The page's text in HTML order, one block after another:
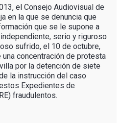
el Consejo Audiovisual de
en la que se denuncia que
que se le supone a
serio y riguroso
sufrido, el 10 de octubre,
una concentración de protesta
por la detención de siete
la instrucción del caso
Expedientes de
fraudulentos.